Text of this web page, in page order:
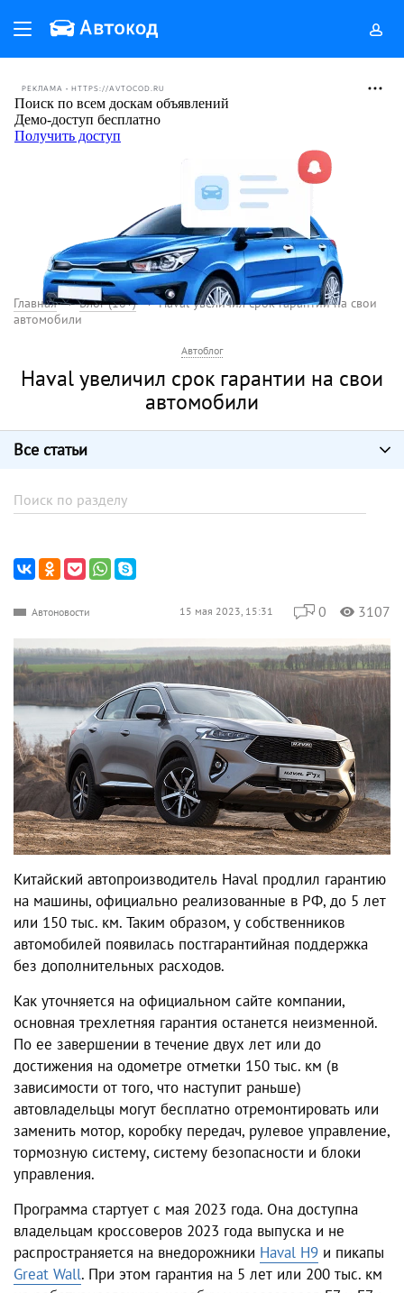
РЕКЛАМА • HTTPS://AVTOCOD.RU
Главная Блог (18+)
Haval увеличил срок гарантии на свои
автомобили
Автоблог
Haval увеличил срок гарантии на свои
автомобили
Все статьи
Автоновости 15 мая 2023, 15:31 0 3107
Китайский автопроизводитель Haval продлил гарантию
на машины, официально реализованные в РФ, до 5 лет
или 150 тыс. км. Таким образом, у собственников
автомобилей появилась постгарантийная поддержка
без дополнительных расходов.
Как уточняется на официальном сайте компании,
основная трехлетняя гарантия останется неизменной.
По ее завершении в течение двух лет или до
достижения на одометре отметки 150 тыс. км (в
зависимости от того, что наступит раньше)
автовладельцы могут бесплатно отремонтировать или
заменить мотор, коробку передач, рулевое управление,
тормозную систему, систему безопасности и блоки
управления.
Программа стартует с мая 2023 года. Она доступна
владельцам кроссоверов 2023 года выпуска и не
распространяется на внедорожники Haval H9 и пикапы
Great Wall. При этом гарантия на 5 лет или 200 тыс. км